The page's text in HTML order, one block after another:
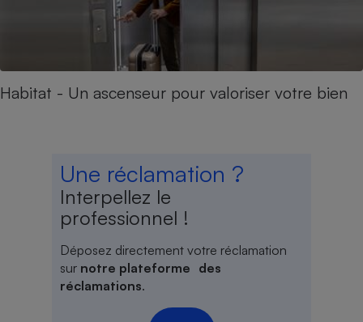
Habitat - Un ascenseur pour valoriser votre bien
Une réclamation ?
Interpellez le
professionnel !
Déposez directement votre réclamation
sur notre plateforme des
réclamations.